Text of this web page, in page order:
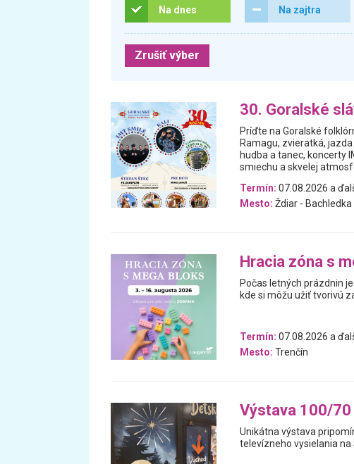
Na dnes Na zajtra
Zrušiť výber
30. Goralské
Príďte na Goralské
Ramagu, zvieratká,
hudba a tanec, koncerty
smiechu a skvelej
Termín: 07.08.2026 a
Mesto: Ždiar - Bachledka
Hracia zóna s
Počas letných prázdnin
kde si môžu užiť tvorivú
Termín: 07.08.2026 a
Mesto: Trenčín
Výstava 100/
Unikátna výstava
televízneho vysielania na